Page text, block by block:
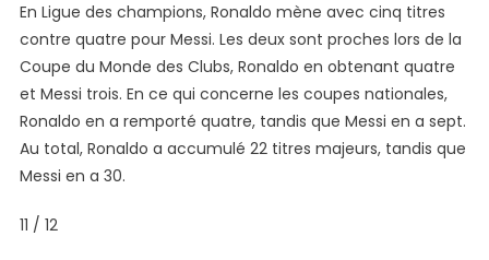
En Ligue des champions, Ronaldo mène avec cinq titres
contre quatre pour Messi. Les deux sont proches lors de la
Coupe du Monde des Clubs, Ronaldo en obtenant quatre
et Messi trois. En ce qui concerne les coupes nationales,
Ronaldo en a remporté quatre, tandis que Messi en a sept.
Au total, Ronaldo a accumulé 22 titres majeurs, tandis que
Messi en a 30.
11 / 12